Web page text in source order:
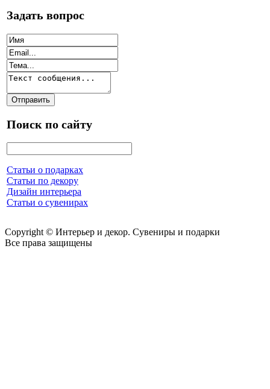
Задать вопрос
Поиск по сайту
Статьи о подарках
Статьи по декору
Дизайн интерьера
Статьи о сувенирах
Copyright © Интерьер и декор. Сувениры и подарки
Все права защищены